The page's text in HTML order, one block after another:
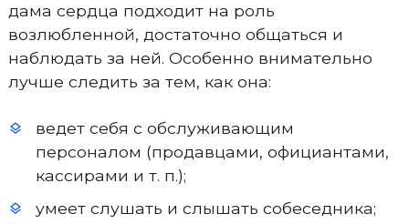
дама сердца подходит на роль
возлюбленной, достаточно общаться и
наблюдать за ней. Особенно внимательно
лучше следить за тем, как она:
ведет себя с обслуживающим
персоналом (продавцами, официантами,
кассирами и т. п.);
умеет слушать и слышать собеседника;